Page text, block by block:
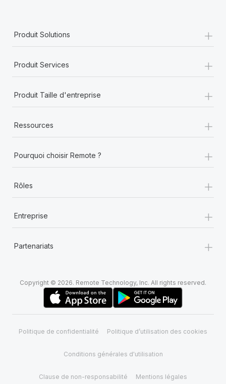
Produit Solutions +
Produit Services +
Produit Taille d'entreprise +
Ressources +
Pourquoi choisir Remote ? +
Rôles +
Entreprise +
Partenariats +
Copyright © 2026. Remote Technology, Inc. All rights reserved.
Politique de confidentialité Politique d’utilisation des cookies
Conditions générales d'utilisation
Clause de non-responsabilité Mentions légales